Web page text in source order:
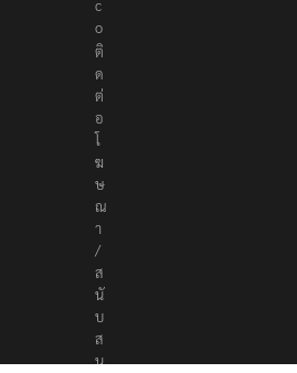
c
o
ติ
ด
ต่
อ
โ
ฆ
ษ
ณ
า
/
ส
นั
บ
ส
นุ